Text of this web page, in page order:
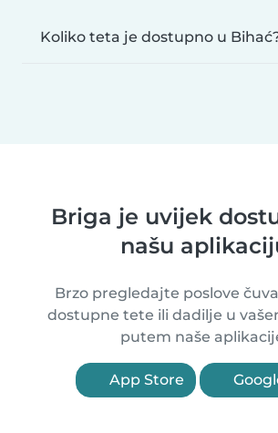
Koliko teta je dostupno u
Briga je uvijek
našu
Brzo pregledajte poslove
dostupne tete ili dadilje u
putem naše
App Store